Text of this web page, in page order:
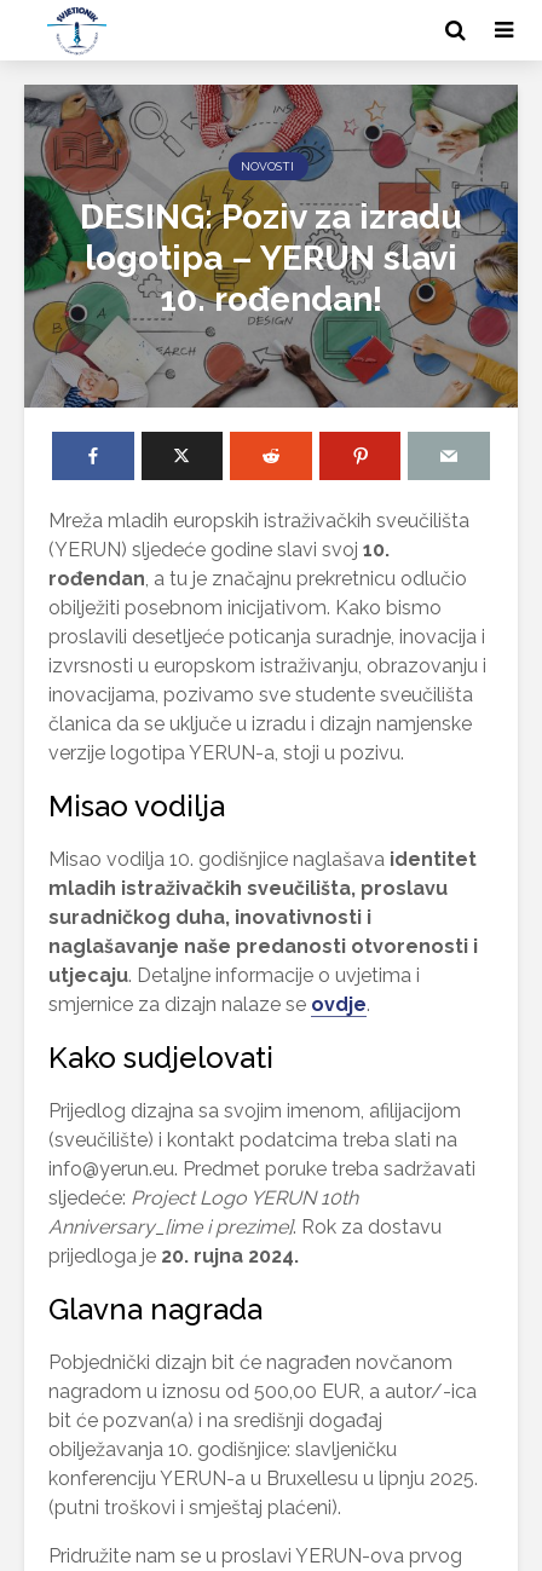
NOVOSTI
DESING: Poziv za izradu
logotipa – YERUN slavi
10. rođendan!
Mreža mladih europskih istraživačkih sveučilišta
(YERUN) sljedeće godine slavi svoj 10.
rođendan, a tu je značajnu prekretnicu odlučio
obilježiti posebnom inicijativom. Kako bismo
proslavili desetljeće poticanja suradnje, inovacija i
izvrsnosti u europskom istraživanju, obrazovanju i
inovacijama, pozivamo sve studente sveučilišta
članica da se uključe u izradu i dizajn namjenske
verzije logotipa YERUN-a, stoji u pozivu.
Misao vodilja
Misao vodilja 10. godišnjice naglašava identitet
mladih istraživačkih sveučilišta, proslavu
suradničkog duha, inovativnosti i
naglašavanje naše predanosti otvorenosti i
utjecaju. Detaljne informacije o uvjetima i
smjernice za dizajn nalaze se ovdje.
Kako sudjelovati
Prijedlog dizajna sa svojim imenom, afilijacijom
(sveučilište) i kontakt podatcima treba slati na
info@yerun.eu. Predmet poruke treba sadržavati
sljedeće: Project Logo YERUN 10th
Anniversary_[ime i prezime]. Rok za dostavu
prijedloga je 20. rujna 2024.
Glavna nagrada
Pobjednički dizajn bit će nagrađen novčanom
nagradom u iznosu od 500,00 EUR, a autor/-ica
bit će pozvan(a) i na središnji događaj
obilježavanja 10. godišnjice: slavljeničku
konferenciju YERUN-a u Bruxellesu u lipnju 2025.
(putni troškovi i smještaj plaćeni).
Pridružite nam se u proslavi YERUN-ova prvog